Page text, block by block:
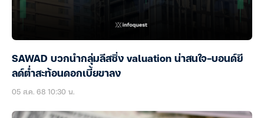
SAWAD บวกนำกลุ่มลีสซิ่ง valuation น่าสนใจ-บอนด์ยี
ลด์ต่ำสะท้อนดอกเบี้ยขาลง
05 ส.ค. 68 10:30 น.